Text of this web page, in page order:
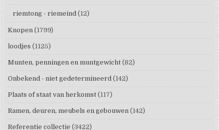
riemtong - riemeind (12)
Knopen (1799)
loodjes (1125)
Munten, penningen en muntgewicht (82)
Onbekend - niet gedetermineerd (142)
Plaats of staat van herkomst (117)
Ramen, deuren, meubels en gebouwen (142)
Referentie collectie (3422)